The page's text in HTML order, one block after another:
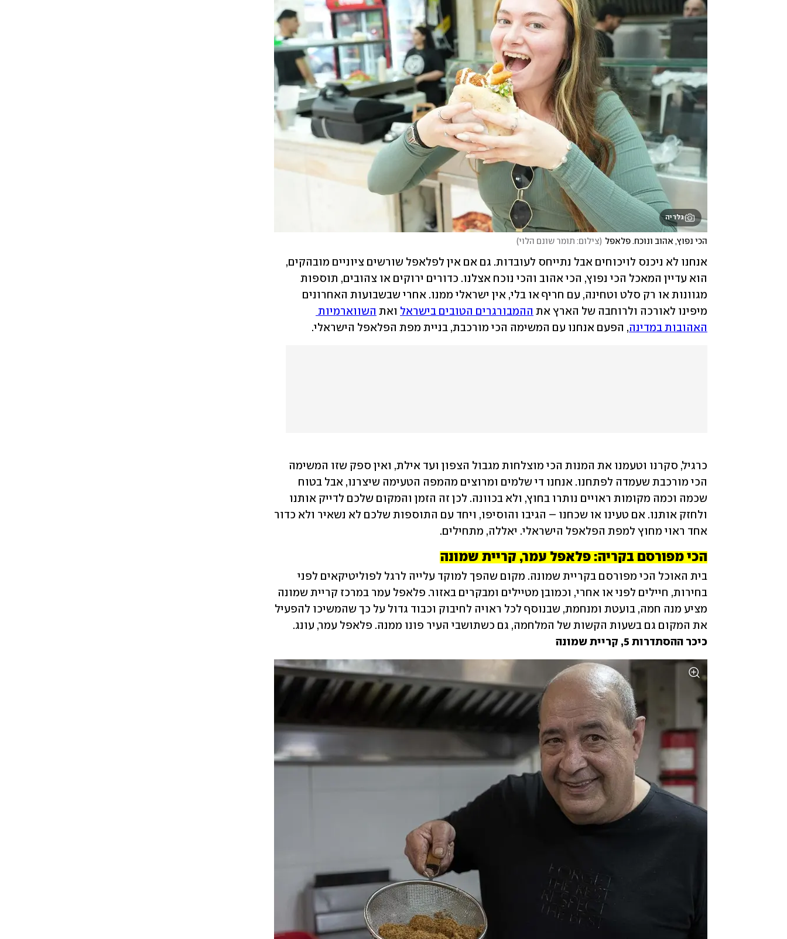
גלריה
הכי נפוץ, אהוב ונוכח. פלאפל (צילום: תומר שונם הלוי)
הוא עדיין המאכל הכי נפוץ, הכי אהוב והכי נוכח אצלנו.
מגוונות או רק סלט וטחינה, עם חריף או בלי, אין ישראלי ממנו.
מיפינו לאורכה ולרוחבה של הארץ את ההמבורגרים הטובים בישראל ואת
האהובות במדינה, הפעם אנחנו עם המשימה הכי מורכבת, בניית מפת הפלאפל הישראלי.
אחד ראוי מחוץ למפת הפלאפל הישראלי. יאללה, מתחילים.
הכי מפורסם בקריה: פלאפל עמר, קריית שמונה
את המקום גם בשעות הקשות של המלחמה, גם כשתושבי העיר פונו ממנה. פלאפל עמר, עונג.
כיכר ההסתדרות 5, קריית שמונה